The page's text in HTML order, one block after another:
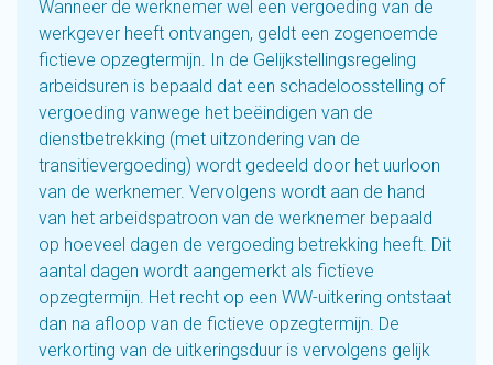
Wanneer de werknemer wel een vergoeding van de
werkgever heeft ontvangen, geldt een zogenoemde
fictieve opzegtermijn. In de Gelijkstellingsregeling
arbeidsuren is bepaald dat een schadeloosstelling of
vergoeding vanwege het beëindigen van de
dienstbetrekking (met uitzondering van de
transitievergoeding) wordt gedeeld door het uurloon
van de werknemer. Vervolgens wordt aan de hand
van het arbeidspatroon van de werknemer bepaald
op hoeveel dagen de vergoeding betrekking heeft. Dit
aantal dagen wordt aangemerkt als fictieve
opzegtermijn. Het recht op een WW-uitkering ontstaat
dan na afloop van de fictieve opzegtermijn. De
verkorting van de uitkeringsduur is vervolgens gelijk